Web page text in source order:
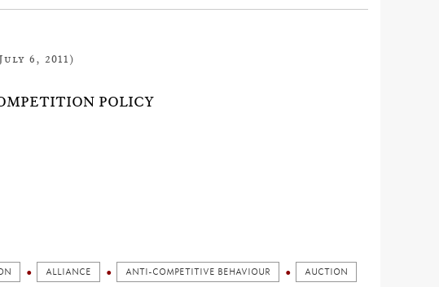
6, 2011)
POLICY
ALLIANCE ANTI-COMPETITIVE BEHAVIOUR AUCTION